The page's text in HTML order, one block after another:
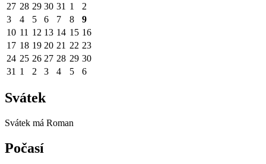
27 28 29 30 31 1
2
3
4 5 6 7 8
9
10 11 12 13 14 15 16
17 18 19 20 21 22 23
24 25 26 27 28 29 30
31 1 2 3 4 5 6
Svátek
Svátek má Roman
Počasí